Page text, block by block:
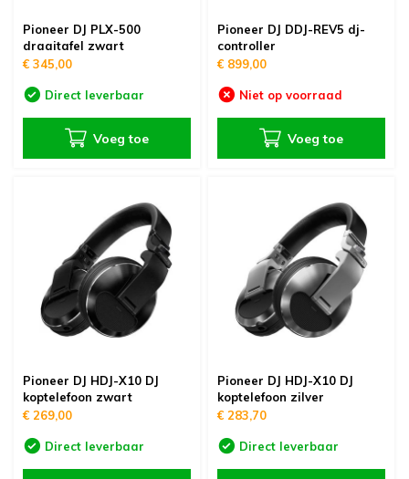
Pioneer DJ PLX-500
draaitafel zwart
€ 345,00
Direct leverbaar
Voeg toe
Pioneer DJ DDJ-REV5 dj-
controller
€ 899,00
Niet op voorraad
Voeg toe
Pioneer DJ HDJ-X10 DJ
koptelefoon zwart
€ 269,00
Direct leverbaar
Pioneer DJ HDJ-X10 DJ
koptelefoon zilver
€ 283,70
Direct leverbaar